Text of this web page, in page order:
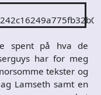
spent på hva de
har for meg
tekster og
Lamseth samt en